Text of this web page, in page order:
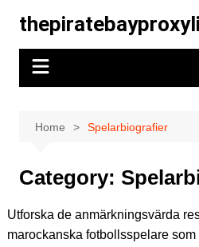
content
Home Spelarbiografier
Category:
Utforska de anmärkningsvärda
marockanska fotbollsspelare